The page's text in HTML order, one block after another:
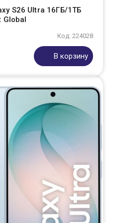
S26 Ultra 16ГБ/1ТБ
Global
Код: 224028
В корзину